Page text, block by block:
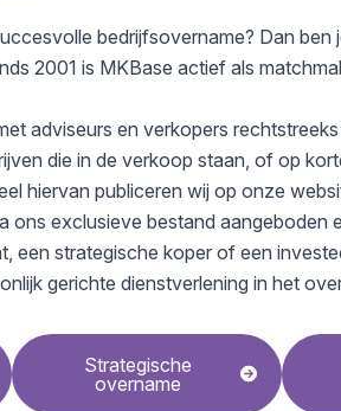
bedrijfsovername? Dan ben
2001 is MKBase actief als
adviseurs en verkopers
die in de verkoop staan, of op
hiervan publiceren wij op onze
ons exclusieve bestand aangeboden
een strategische koper of een
gerichte dienstverlening in het
Strategische
overname